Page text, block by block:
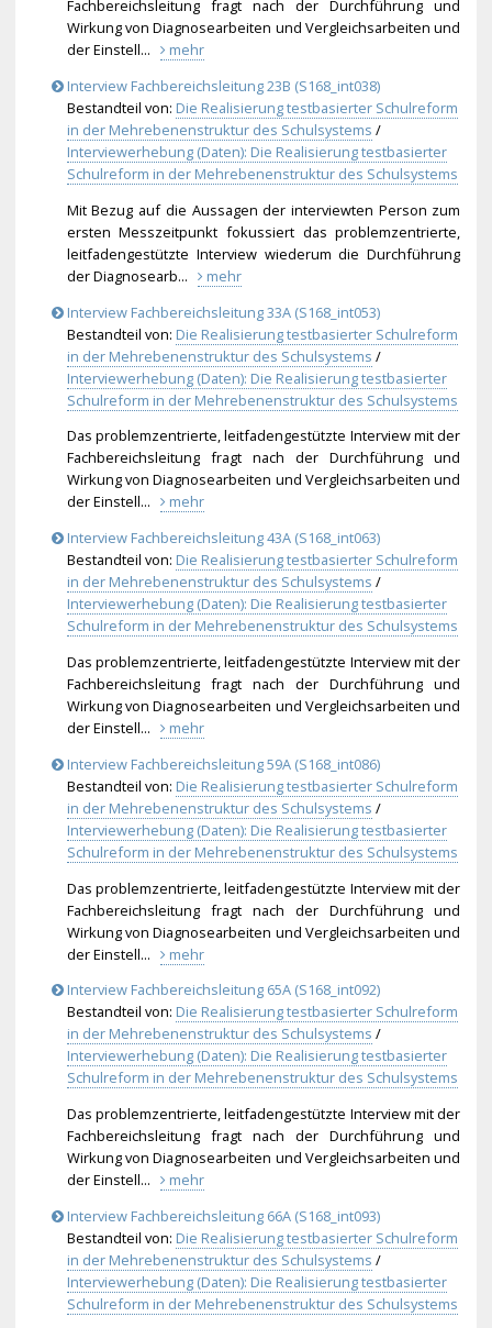
Fachbereichsleitung fragt nach der Durchführung und
Wirkung von Diagnosearbeiten und Vergleichsarbeiten und
der Einstell...
mehr
Interview Fachbereichsleitung 23B (S168_int038)
Bestandteil von: Die Realisierung testbasierter Schulreform
in der Mehrebenenstruktur des Schulsystems /
Interviewerhebung (Daten): Die Realisierung testbasierter
Schulreform in der Mehrebenenstruktur des Schulsystems
Mit Bezug auf die Aussagen der interviewten Person zum
ersten Messzeitpunkt fokussiert das problemzentrierte,
leitfadengestützte Interview wiederum die Durchführung
der Diagnosearb...
mehr
Interview Fachbereichsleitung 33A (S168_int053)
Bestandteil von: Die Realisierung testbasierter Schulreform
in der Mehrebenenstruktur des Schulsystems /
Interviewerhebung (Daten): Die Realisierung testbasierter
Schulreform in der Mehrebenenstruktur des Schulsystems
Das problemzentrierte, leitfadengestützte Interview mit der
Fachbereichsleitung fragt nach der Durchführung und
Wirkung von Diagnosearbeiten und Vergleichsarbeiten und
der Einstell...
mehr
Interview Fachbereichsleitung 43A (S168_int063)
Bestandteil von: Die Realisierung testbasierter Schulreform
in der Mehrebenenstruktur des Schulsystems /
Interviewerhebung (Daten): Die Realisierung testbasierter
Schulreform in der Mehrebenenstruktur des Schulsystems
Das problemzentrierte, leitfadengestützte Interview mit der
Fachbereichsleitung fragt nach der Durchführung und
Wirkung von Diagnosearbeiten und Vergleichsarbeiten und
der Einstell...
mehr
Interview Fachbereichsleitung 59A (S168_int086)
Bestandteil von: Die Realisierung testbasierter Schulreform
in der Mehrebenenstruktur des Schulsystems /
Interviewerhebung (Daten): Die Realisierung testbasierter
Schulreform in der Mehrebenenstruktur des Schulsystems
Das problemzentrierte, leitfadengestützte Interview mit der
Fachbereichsleitung fragt nach der Durchführung und
Wirkung von Diagnosearbeiten und Vergleichsarbeiten und
der Einstell...
mehr
Interview Fachbereichsleitung 65A (S168_int092)
Bestandteil von: Die Realisierung testbasierter Schulreform
in der Mehrebenenstruktur des Schulsystems /
Interviewerhebung (Daten): Die Realisierung testbasierter
Schulreform in der Mehrebenenstruktur des Schulsystems
Das problemzentrierte, leitfadengestützte Interview mit der
Fachbereichsleitung fragt nach der Durchführung und
Wirkung von Diagnosearbeiten und Vergleichsarbeiten und
der Einstell...
mehr
Interview Fachbereichsleitung 66A (S168_int093)
Bestandteil von: Die Realisierung testbasierter Schulreform
in der Mehrebenenstruktur des Schulsystems /
Interviewerhebung (Daten): Die Realisierung testbasierter
Schulreform in der Mehrebenenstruktur des Schulsystems